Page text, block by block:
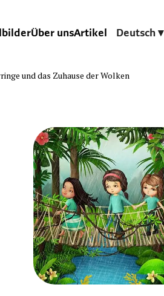
Über unsArtikel Deutsch ▾
und das Zuhause der Wolken